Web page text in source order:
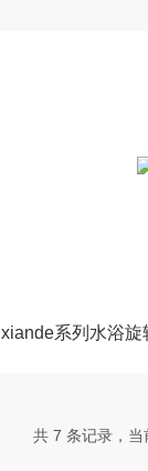
xiande系列水浴旋
共 7 条记录，